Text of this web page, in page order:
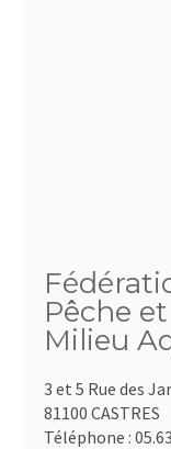
Pêche
Milieu
3 et 5 Rue des
81100 CASTRES
Téléphone :